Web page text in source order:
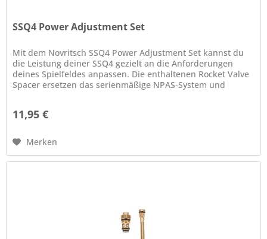
SSQ4 Power Adjustment Set
Mit dem Novritsch SSQ4 Power Adjustment Set kannst du
die Leistung deiner SSQ4 gezielt an die Anforderungen
deines Spielfeldes anpassen. Die enthaltenen Rocket Valve
Spacer ersetzen das serienmäßige NPAS-System und
11,95 €
Merken